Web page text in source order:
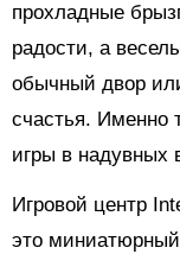
прохладные
радости, а
обычный двор
счастья. Именно
игры в надувных
Игровой центр
это миниатюрный